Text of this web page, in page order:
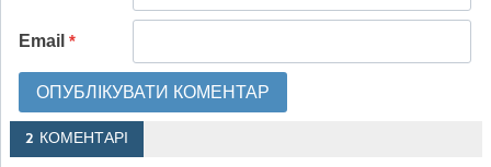
Email *
2 КОМЕНТАРІ